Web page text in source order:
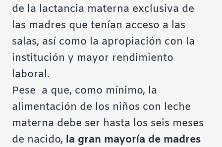
de la lactancia materna exclusiva de
las madres que tenían acceso a las
salas, así como la apropiación con la
institución y mayor rendimiento
laboral.
Pese a que, como mínimo, la
alimentación de los niños con leche
materna debe ser hasta los seis meses
de nacido, la gran mayoría de madres